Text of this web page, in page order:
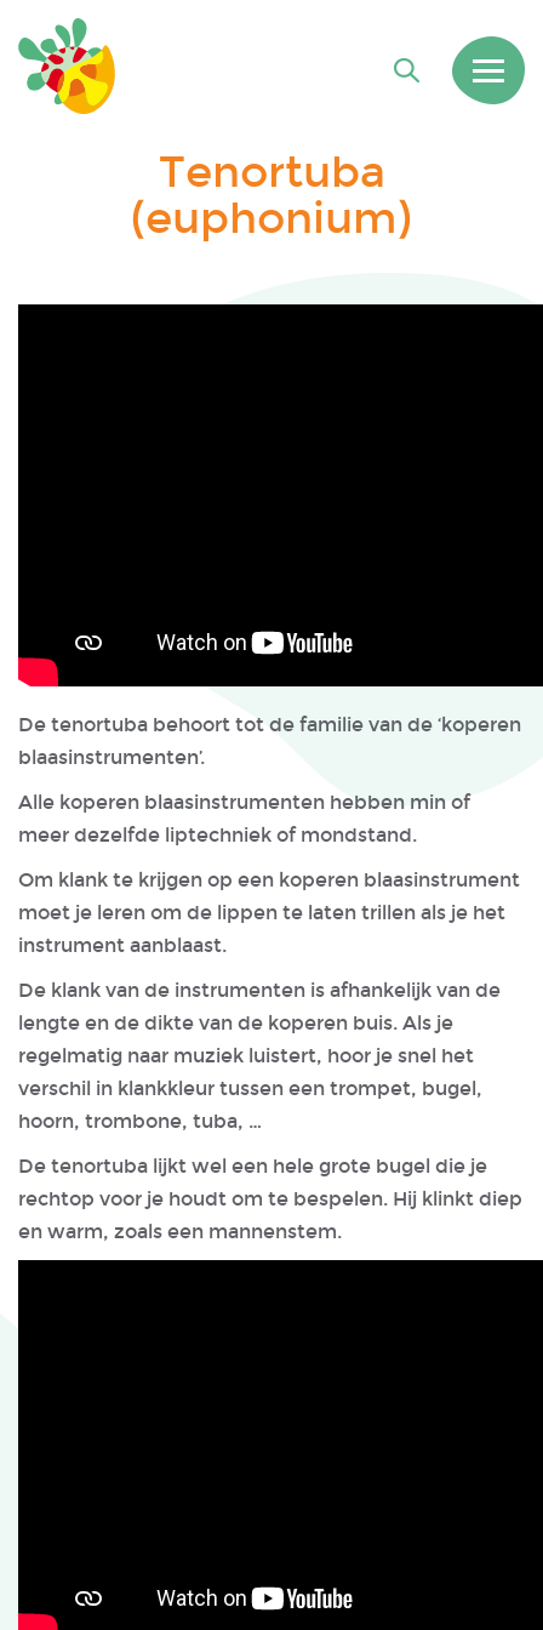
Tenortuba
(euphonium)
De tenortuba behoort tot de familie van de ‘koperen
blaasinstrumenten’.
Alle koperen blaasinstrumenten hebben min of
meer dezelfde liptechniek of mondstand.
Om klank te krijgen op een koperen blaasinstrument
moet je leren om de lippen te laten trillen als je het
instrument aanblaast.
De klank van de instrumenten is afhankelijk van de
lengte en de dikte van de koperen buis. Als je
regelmatig naar muziek luistert, hoor je snel het
verschil in klankkleur tussen een trompet, bugel,
hoorn, trombone, tuba, …
De tenortuba lijkt wel een hele grote bugel die je
rechtop voor je houdt om te bespelen. Hij klinkt diep
en warm, zoals een mannenstem.